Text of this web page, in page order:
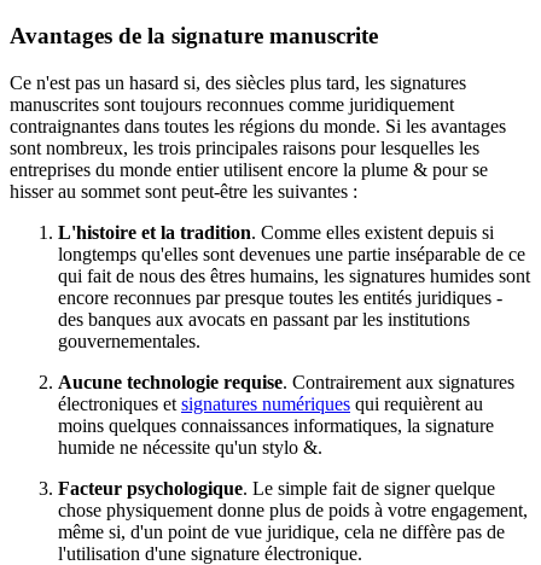
Avantages de la signature manuscrite
Ce n'est pas un hasard si, des siècles plus tard, les signatures
manuscrites sont toujours reconnues comme juridiquement
contraignantes dans toutes les régions du monde. Si les avantages
sont nombreux, les trois principales raisons pour lesquelles les
entreprises du monde entier utilisent encore la plume & pour se
hisser au sommet sont peut-être les suivantes :
L'histoire et la tradition. Comme elles existent depuis si
longtemps qu'elles sont devenues une partie inséparable de ce
qui fait de nous des êtres humains, les signatures humides sont
encore reconnues par presque toutes les entités juridiques -
des banques aux avocats en passant par les institutions
gouvernementales.
Aucune technologie requise. Contrairement aux signatures
électroniques et signatures numériques qui requièrent au
moins quelques connaissances informatiques, la signature
humide ne nécessite qu'un stylo &.
Facteur psychologique. Le simple fait de signer quelque
chose physiquement donne plus de poids à votre engagement,
même si, d'un point de vue juridique, cela ne diffère pas de
l'utilisation d'une signature électronique.